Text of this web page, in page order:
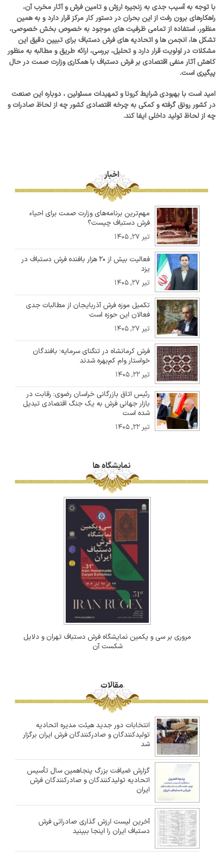
با توجه به آسیب جدی به زنجیره ارزش و تامین فرش و آثار مخرب آن،
راهکارهای برون رفت از این بحران در دستور کار مرکز قرار دارد و به همین
منظور، استفاده از تمامی ظرفیت های موجود به خصوص بخش خصوصی،
تشکل ها، انجمن ها و اتحادیه های فرش دستباف برای تبیین دقیق این
مشکلات در اولویت قرار دارد و تحلیل، بررسی، ارائه طریق و مطالبه به منظور
کاهش آثار منفی اقتصادی بر فرش دستباف با همکاری وزارت صمت در حال
پیگیری است.
امید است با بهبودی شرایط کرونا و تمهیدات مسئولین ، دوباره این صنعت
در کشور رونق گرفته و کمکی به چرخه اقتصادی کشور چه از لحاظ صادرات و
چه از لحاظ تولید داخلی ایفا کند.
اخبار
مهم‌ترین برنامه‌های وزارت صمت برای احیاء
فرش دستباف چیست؟
تیر ۲۷, ۱۴۰۵
فعالیت بیش از ۲۰ هزار بافنده فرش دستباف در
یزد
تیر ۲۷, ۱۴۰۵
تکمیل موزه فرش آذربایجان از مطالبات جدی
فعالان این حوزه است
تیر ۲۷, ۱۴۰۵
فرش کرمانشاه در تنگنای سرمایه؛ بافندگان
خواستار وام کم‌بهره شدند
تیر ۲۲, ۱۴۰۵
رئیس اتاق بازرگانی خراسان رضوی: رقابت در
بازار جهانی فرش به یک جنگ اقتصادی تبدیل
شده است
تیر ۲۲, ۱۴۰۵
نمایشگاه ها
مروری بر سی و یکمین نمایشگاه فرش دستباف تهران و دلایل
شکست آن
مقالات
انتخابات دور جدید هیئت مدیره اتحادیه
تولیدکنندگان و صادرکنندگان فرش ایران برگزار
شد
گزارش ضیافت بزرگ پنجاهمین سال تأسیس
اتحادیه تولیدکنندگان و صادرکنندگان فرش
ایران
آخرین لیست ارزش گذاری صادراتی فرش
دستباف ایران را اینجا ببینید